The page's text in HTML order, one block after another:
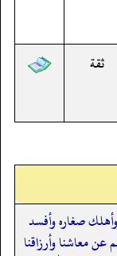
ثقة
صغاره وأفسد
عن معاشنا وأرزاقنا